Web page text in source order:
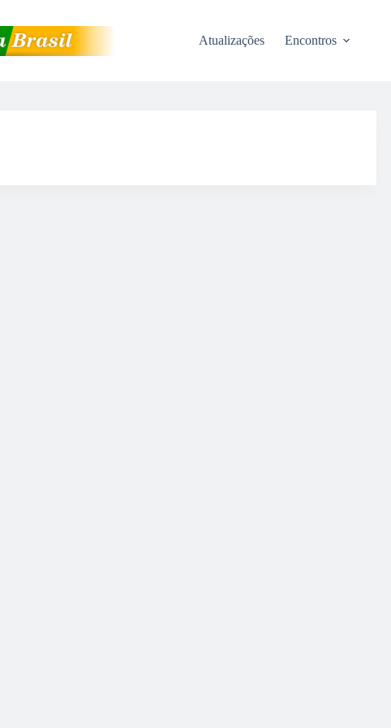
Atualizações Encontros